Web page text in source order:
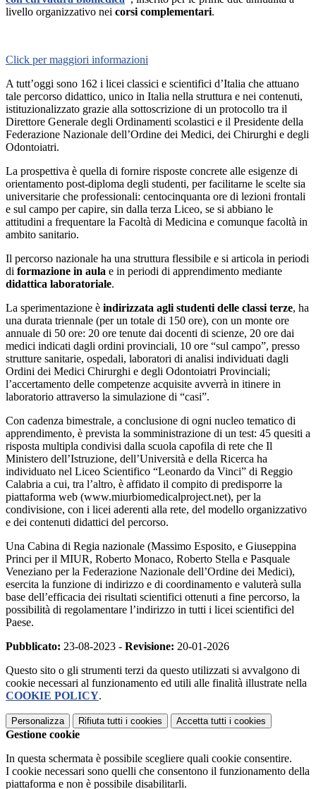
livello organizzativo nei corsi complementari.
Click per maggiori informazioni
A tutt’oggi sono 162 i licei classici e scientifici d’Italia che attuano
tale percorso didattico, unico in Italia nella struttura e nei contenuti,
istituzionalizzato grazie alla sottoscrizione di un protocollo tra il
Direttore Generale degli Ordinamenti scolastici e il Presidente della
Federazione Nazionale dell’Ordine dei Medici, dei Chirurghi e degli
Odontoiatri.
La prospettiva è quella di fornire risposte concrete alle esigenze di
orientamento post-diploma degli studenti, per facilitarne le scelte sia
universitarie che professionali: centocinquanta ore di lezioni frontali
e sul campo per capire, sin dalla terza Liceo, se si abbiano le
attitudini a frequentare la Facoltà di Medicina e comunque facoltà in
ambito sanitario.
Il percorso nazionale ha una struttura flessibile e si articola in periodi
di formazione in aula e in periodi di apprendimento mediante
didattica laboratoriale.
La sperimentazione è indirizzata agli studenti delle classi terze, ha
una durata triennale (per un totale di 150 ore), con un monte ore
annuale di 50 ore: 20 ore tenute dai docenti di scienze, 20 ore dai
medici indicati dagli ordini provinciali, 10 ore “sul campo”, presso
strutture sanitarie, ospedali, laboratori di analisi individuati dagli
Ordini dei Medici Chirurghi e degli Odontoiatri Provinciali;
l’accertamento delle competenze acquisite avverrà in itinere in
laboratorio attraverso la simulazione di “casi”.
Con cadenza bimestrale, a conclusione di ogni nucleo tematico di
apprendimento, è prevista la somministrazione di un test: 45 quesiti a
risposta multipla condivisi dalla scuola capofila di rete che Il
Ministero dell’Istruzione, dell’Università e della Ricerca ha
individuato nel Liceo Scientifico “Leonardo da Vinci” di Reggio
Calabria a cui, tra l’altro, è affidato il compito di predisporre la
piattaforma web (www.miurbiomedicalproject.net), per la
condivisione, con i licei aderenti alla rete, del modello organizzativo
e dei contenuti didattici del percorso.
Una Cabina di Regia nazionale (Massimo Esposito, e Giuseppina
Princi per il MIUR, Roberto Monaco, Roberto Stella e Pasquale
Veneziano per la Federazione Nazionale dell’Ordine dei Medici),
esercita la funzione di indirizzo e di coordinamento e valuterà sulla
base dell’efficacia dei risultati scientifici ottenuti a fine percorso, la
possibilità di regolamentare l’indirizzo in tutti i licei scientifici del
Paese.
Pubblicato: 23-08-2023 - Revisione: 20-01-2026
Questo sito o gli strumenti terzi da questo utilizzati si avvalgono di
cookie necessari al funzionamento ed utili alle finalità illustrate nella
COOKIE POLICY.
Personalizza Rifiuta tutti i cookies Accetta tutti i cookies
Gestione cookie
In questa schermata è possibile scegliere quali cookie consentire.
I cookie necessari sono quelli che consentono il funzionamento della
piattaforma e non è possibile disabilitarli.